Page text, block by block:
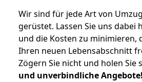
Wir sind für jede Art von
gerüstet. Lassen Sie uns dabei
und die Kosten zu minimieren,
Ihren neuen Lebensabschnitt
Zögern Sie nicht und holen Sie
und unverbindliche Angebote!